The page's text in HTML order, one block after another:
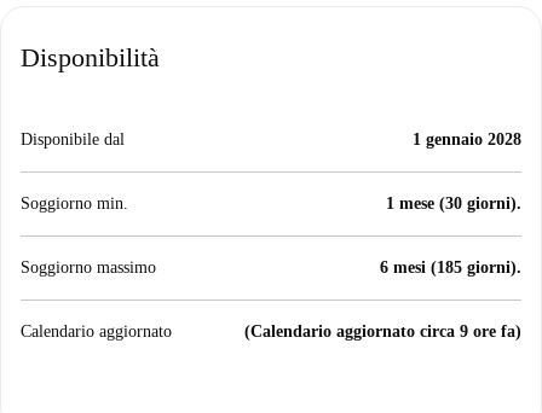
Disponibilità
Disponibile dal 1 gennaio 2028
Soggiorno min. 1 mese (30 giorni).
Soggiorno massimo 6 mesi (185 giorni).
Calendario aggiornato (Calendario aggiornato circa 9 ore fa)